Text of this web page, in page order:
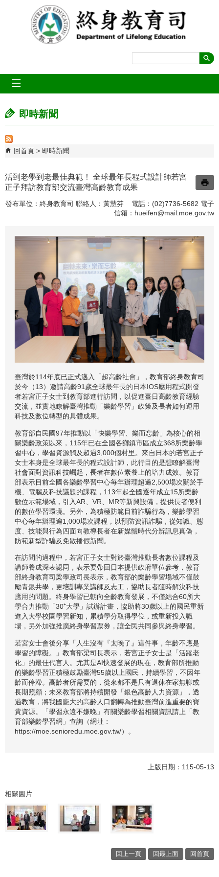
跳到主要內容區塊
即時新聞
回首頁 即時新聞
活到老學到老最佳典範！ 全球最年長程式設計師若宮
正子拜訪教育部交流臺灣高齡教育成果
發布單位：終身教育司 聯絡人：黃慧芬 電話：(02)7736-5682 電子
信箱： hueifen@mail.moe.gov.tw
臺灣於114年底已正式邁入「超高齡社會」，教育部終身教育司
於今（13）邀請高齡91歲全球最年長的日本IOS應用程式開發
者若宮正子女士到教育部進行訪問，以促進臺日高齡教育經驗
交流，並實地瞭解臺灣推動「樂齡學習」政策及長者如何運用
科技及數位轉型的具體成果。
教育部自民國97年推動以「快樂學習、樂而忘齡」為核心的相
關樂齡政策以來，115年已在全國各鄉鎮市區成立368所樂齡學
習中心，學習資源觸及超過3,000個村里。來自日本的若宮正子
女士本身是全球最年長的程式設計師，此行目的是想瞭解臺灣
社會面對資訊科技崛起，長者在數位素養上的培力成效。教育
部表示目前全國各樂齡學習中心每年辦理超過2,500場次關於手
機、電腦及科技議題的課程，113年起全國逐年成立15所樂齡
數位示範場域，引入AR、VR、MR等新興設備，提供長者便利
的數位學習環境。另外，為積極防範目前詐騙行為，樂齡學習
中心每年辦理逾1,000場次課程，以預防資訊詐騙，從知識、態
度、技能與行為四面向教導長者在新媒體時代分辨訊息真偽，
防範新型詐騙及免散播假新聞。
在訪問的過程中，若宮正子女士對於臺灣推動長者數位課程及
講師養成深表認同，表示要帶回日本提供政府單位參考，教育
部終身教育司梁學政司長表示，教育部的樂齡學習場域不僅鼓
勵青銀共學，更培訓專業講師及志工，協助長者隨時解決科技
應用的問題。終身學習已朝向全齡教育發展，不僅結合60所大
學合力推動「30⁺大學」試辦計畫，協助將30歲以上的國民重新
進入大學校園學習新知，累積學分取得學位，或重新投入職
場，另外加強推廣終身學習票券，讓全民共同參與終身學習。
若宮女士會後分享「人生沒有『太晚了』這件事，年齡不應是
學習的障礙。」教育部梁司長表示，若宮正子女士是「活躍老
化」的最佳代言人。尤其是AI快速發展的現在，教育部所推動
的樂齡學習正積極鼓勵臺灣55歲以上國民，持續學習，不因年
齡而停滯。高齡者所需要的，從來都不是只有退休在家無聊或
長期照顧；未來教育部將持續開發「銀色高齡人力資源」，透
過教育，將我國龐大的高齡人口翻轉為推動臺灣前進重要的寶
貴資源。「學習永遠不嫌晚」有關樂齡學習相關資訊請上「教
育部樂齡學習網」查詢（網址：
https://moe.senioredu.moe.gov.tw/）。
上版日期：115-05-13
相關圖片
回上一頁 回最上面 回首頁